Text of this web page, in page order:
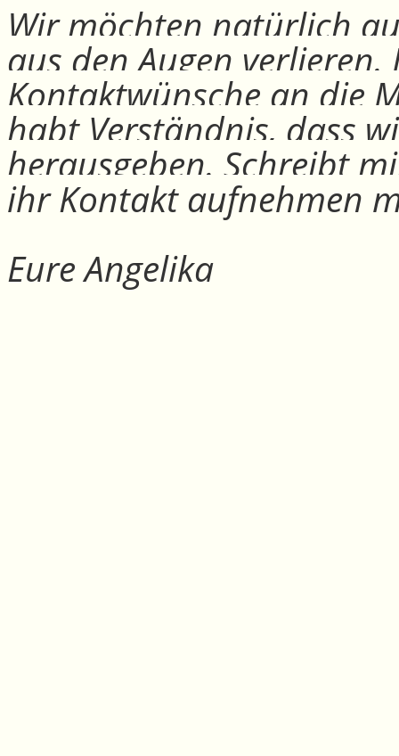
Wir möchten natürlich
aus den Augen
Kontaktwünsche an die
habt Verständnis, dass
herausgeben. Schreibt
ihr Kontakt aufnehmen
Eure Angelika